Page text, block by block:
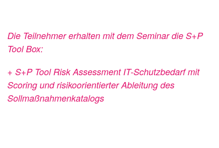
Die Teilnehmer erhalten mit dem Seminar die S+P
Tool Box:
+ S+P Tool Risk Assessment IT-Schutzbedarf mit
Scoring und risikoorientierterAbleitung des
Sollmaßnahmenkatalogs